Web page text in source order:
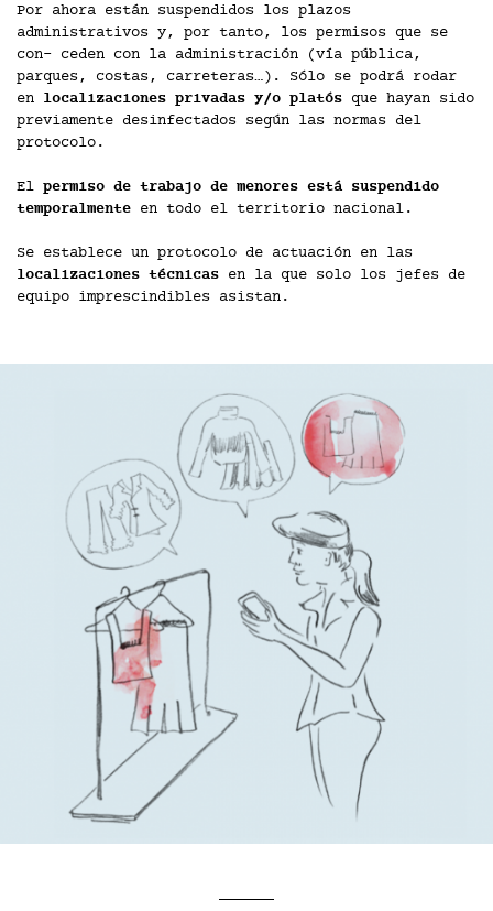
Por ahora están suspendidos los plazos
administrativos y, por tanto, los permisos que se
con- ceden con la administración (vía pública,
parques, costas, carreteras…). Sólo se podrá rodar
en localizaciones privadas y/o platós que hayan sido
previamente desinfectados según las normas del
protocolo.
El permiso de trabajo de menores está suspendido
temporalmente en todo el territorio nacional.
Se establece un protocolo de actuación en las
localizaciones técnicas en la que solo los jefes de
equipo imprescindibles asistan.